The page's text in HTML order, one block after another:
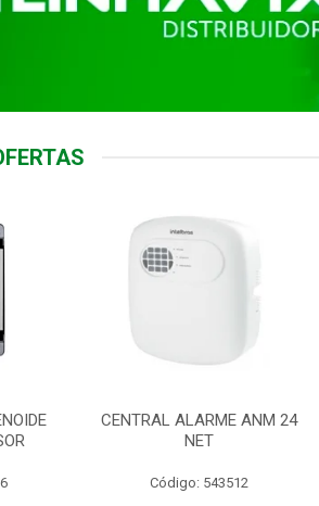
CENTRAL ALARME ANM 24
NET
Código: 543512